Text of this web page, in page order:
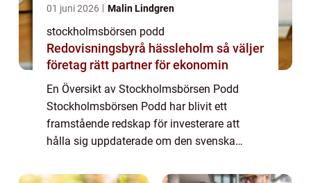
01 juni 2026 Malin Lindgren
stockholmsbörsen podd
Redovisningsbyrå hässleholm så väljer
företag rätt partner för ekonomin
En Översikt av Stockholmsbörsen Podd
Stockholmsbörsen Podd har blivit ett
framstående redskap för investerare att
hålla sig uppdaterade om den svenska
podcastvärld erbjuder en fördjupad insikt